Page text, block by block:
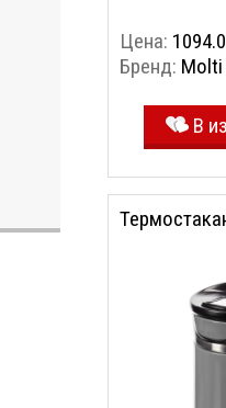
Цена:
Бренд: Molti
В